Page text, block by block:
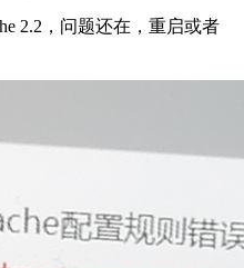
2.2，问题还在，重启或者